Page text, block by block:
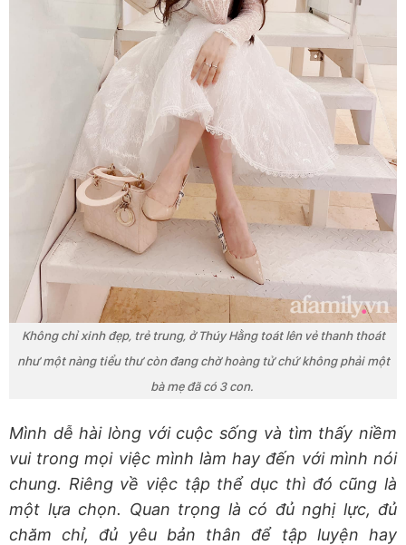
Không chỉ xinh đẹp, trẻ trung, ở Thúy Hằng toát lên vẻ thanh thoát
như một nàng tiểu thư còn đang chờ hoàng tử chứ không phải một
bà mẹ đã có 3 con.
Mình dễ hài lòng với cuộc sống và tìm thấy niềm
vui trong mọi việc mình làm hay đến với mình nói
chung. Riêng về việc tập thể dục thì đó cũng là
một lựa chọn. Quan trọng là có đủ nghị lực, đủ
chăm chỉ, đủ yêu bản thân để tập luyện hay